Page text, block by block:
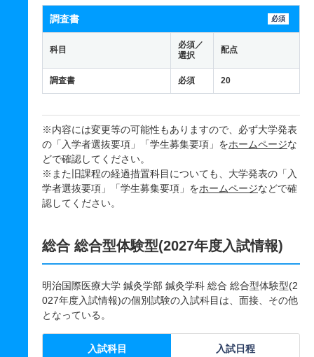
調査書 必須
科目
必須／
選択
配点
調査書 必須 20
※内容には変更等の可能性もありますので、必ず大学発表
の「入学者選抜要項」「学生募集要項」をホームページな
どで確認してください。
※また旧課程の経過措置科目についても、大学発表の「入
学者選抜要項」「学生募集要項」をホームページなどで確
認してください。
総合 総合型体験型(2027年度入試情報)
明治国際医療大学 鍼灸学部 鍼灸学科 総合 総合型体験型(2
027年度入試情報)の個別試験の入試科目は、面接、その他
となっている。
入試科目 入試日程